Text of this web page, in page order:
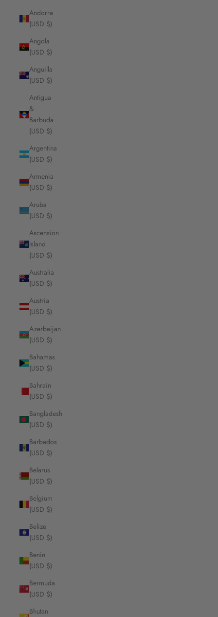
Andorra
(USD $)
Angola
(USD $)
Anguilla
(USD $)
Antigua
&
Barbuda
(USD $)
Argentina
(USD $)
Armenia
(USD $)
Aruba
(USD $)
Ascension
Island
(USD $)
Australia
(USD $)
Austria
(USD $)
Azerbaijan
(USD $)
Bahamas
(USD $)
Bahrain
(USD $)
Bangladesh
(USD $)
Barbados
(USD $)
Belarus
(USD $)
Belgium
(USD $)
Belize
(USD $)
Benin
(USD $)
Bermuda
(USD $)
Bhutan